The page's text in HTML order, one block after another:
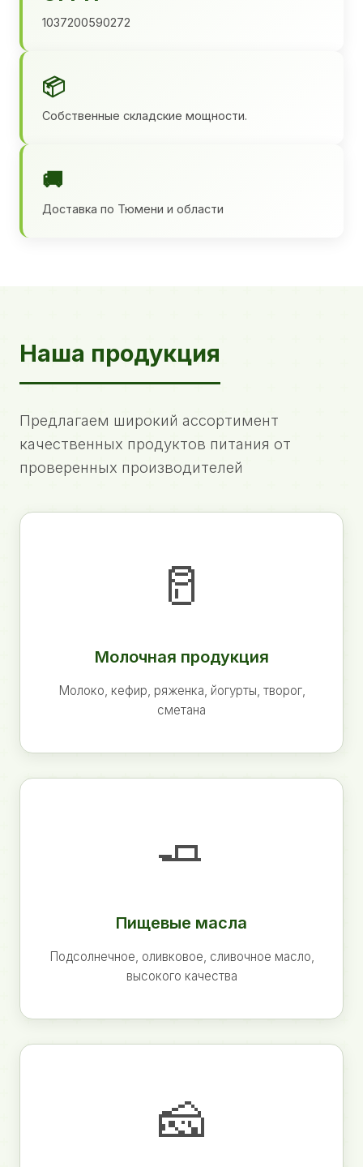
1037200590272
📦
Собственные складские мощности.
🚚
Доставка по Тюмени и области
Наша продукция
Предлагаем широкий ассортимент
качественных продуктов питания от
проверенных производителей
🥛
Молочная продукция
Молоко, кефир, ряженка, йогурты, творог,
сметана
🧈
Пищевые масла
Подсолнечное, оливковое, сливочное масло,
высокого качества
🧀